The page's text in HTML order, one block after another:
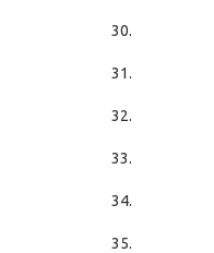
30.
31.
32.
33.
34.
35.